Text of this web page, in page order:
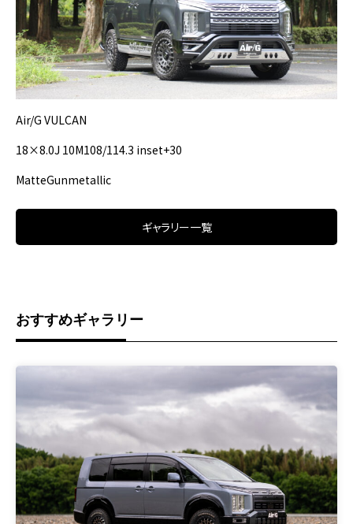
Air/G VULCAN
18×8.0J 10M108/114.3 inset+30
MatteGunmetallic
ギャラリー一覧
おすすめギャラリー